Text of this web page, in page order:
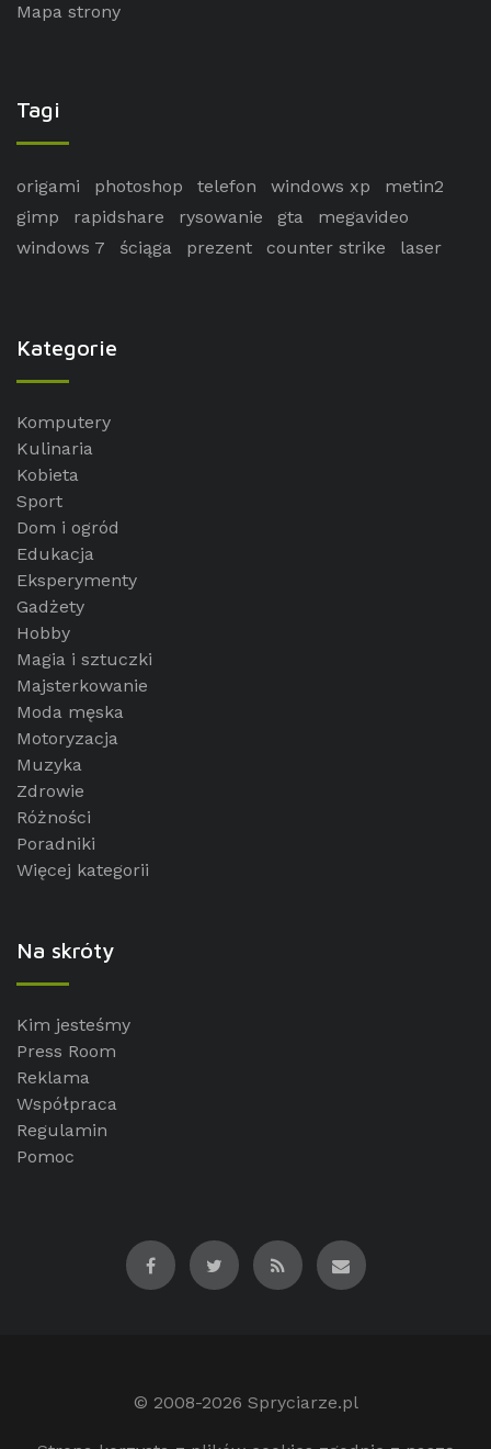
Mapa strony
Tagi
origami photoshop telefon windows xp
metin2
gimp
rapidshare rysowanie gta
megavideo
windows 7
ściąga prezent counter strike laser
Kategorie
Komputery
Kulinaria
Kobieta
Sport
Dom i ogród
Edukacja
Eksperymenty
Gadżety
Hobby
Magia i sztuczki
Majsterkowanie
Moda męska
Motoryzacja
Muzyka
Zdrowie
Różności
Poradniki
Więcej kategorii
Na skróty
Kim jesteśmy
Press Room
Reklama
Współpraca
Regulamin
Pomoc
© 2008-2026 Spryciarze.pl